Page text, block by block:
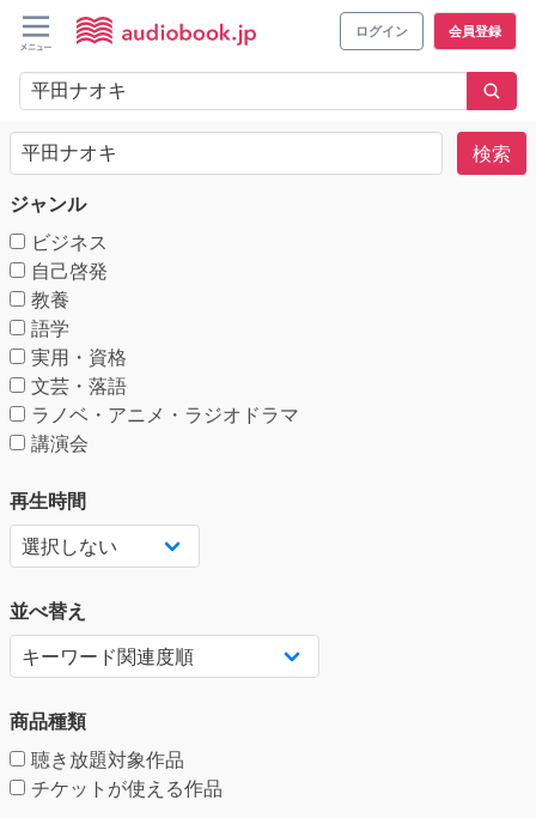
ログイン 会員登録
検索
ジャンル
ビジネス
自己啓発
教養
語学
実用・資格
文芸・落語
ラノベ・アニメ・ラジオドラマ
講演会
再生時間
並べ替え
商品種類
聴き放題対象作品
チケットが使える作品